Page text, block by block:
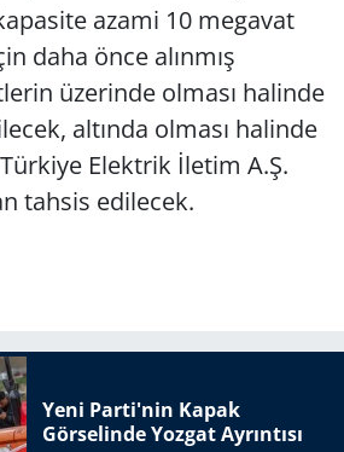
azami 10 megavat
daha önce alınmış
üzerinde olması halinde
altında olması halinde
Elektrik İletim A.Ş.
tahsis edilecek.
Yeni Parti'nin Kapak
Görselinde Yozgat Ayrıntısı